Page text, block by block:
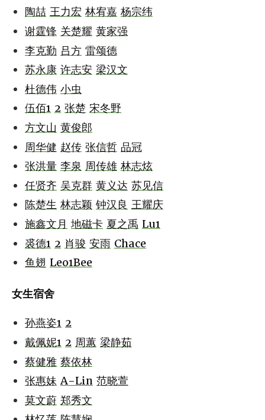
陶喆 王力宏 林宥嘉 杨宗纬
谢霆锋 关楚耀 黄家强
李克勤 吕方 雷颂德
苏永康 许志安 梁汉文
杜德伟 小虫
伍佰1 2 张楚 宋冬野
方文山 黄俊郎
周华健 赵传 张信哲 品冠
张洪量 李泉 周传雄 林志炫
任贤齐 吴克群 黄义达 苏见信
陈楚生 林志颖 钟汉良 王耀庆
施鑫文月 地磁卡 夏之禹 Lu1
裘德1 2 肖骏 安雨 Chace
鱼翅 Leo1Bee
女生宿舍
孙燕姿1 2
戴佩妮1 2 周蕙 梁静茹
蔡健雅 蔡依林
张惠妹 A-Lin 范晓萱
莫文蔚 郑秀文